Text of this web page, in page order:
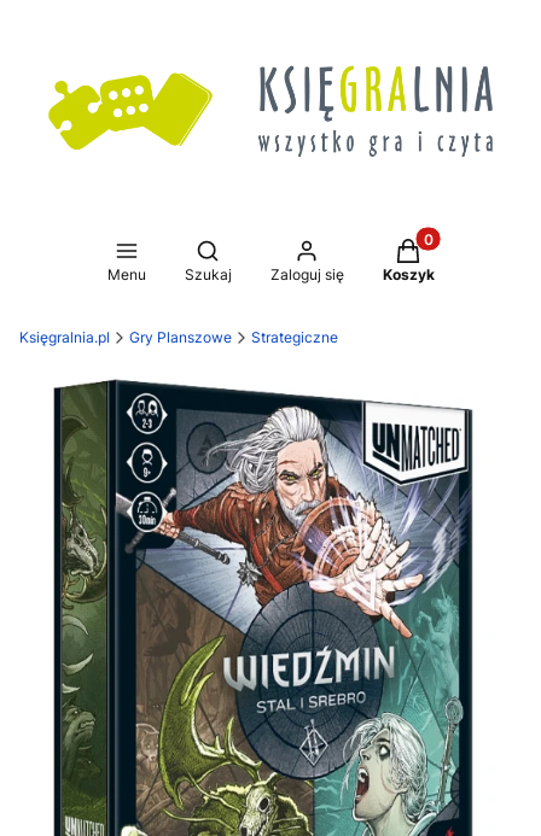
Menu
Otwórz wyszukiwarkę
Szukaj Zaloguj się
Produkty w
Koszyk
Księgralnia.pl Gry Planszowe Strategiczne